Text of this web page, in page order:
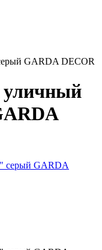
GARDA DECOR